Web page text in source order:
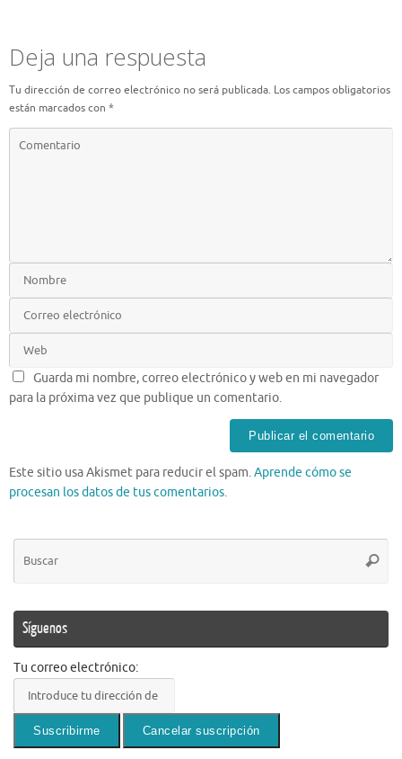
Deja una respuesta
Tu dirección de correo electrónico no será publicada. Los campos obligatorios
están marcados con *
Guarda mi nombre, correo electrónico y web en mi navegador
para la próxima vez que publique un comentario.
Este sitio usa Akismet para reducir el spam.Aprende cómo se
procesan los datos de tus comentarios.
Síguenos
Tu correo electrónico: